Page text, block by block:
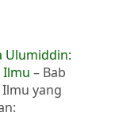
Ulumiddin:
Ilmu – Bab
yang